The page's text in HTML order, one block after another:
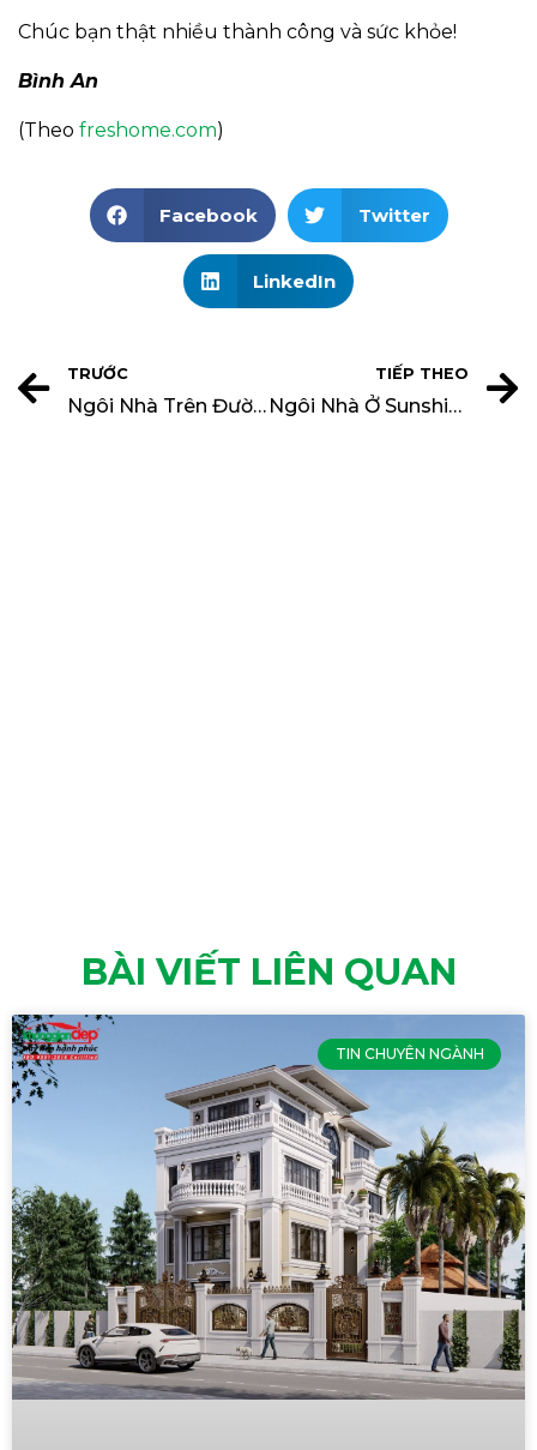
Chúc bạn thật nhiều thành công và sức khỏe!
Bình An
(Theo freshome.com)
Facebook Twitter
LinkedIn
TRƯỚC
Ngôi Nhà Trên Đường 33 Với Thiết Kế Đầy Sáng Tạo
TIẾP THEO
Ngôi Nhà Ở Sunshine Beach Nước Úc
BÀI VIẾT LIÊN QUAN
TIN CHUYÊN NGÀNH